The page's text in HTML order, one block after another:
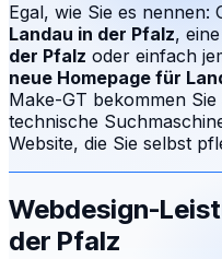
Egal, wie Sie es nennen:
Landau in der Pfalz, eine
der Pfalz oder einfach
neue Homepage für
Make-GT bekommen
technische
Website, die Sie selbst
Webdesign-
der Pfalz